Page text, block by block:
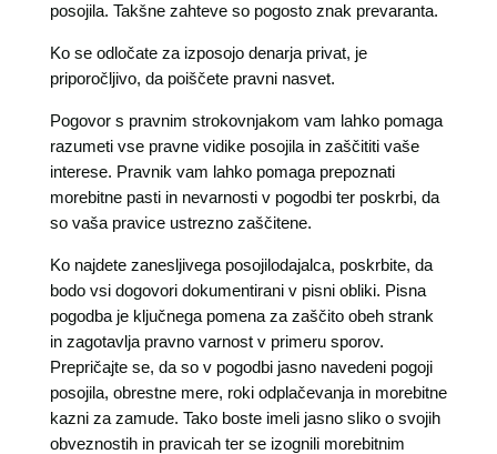
posojila. Takšne zahteve so pogosto znak prevaranta.
Ko se odločate za izposojo denarja privat, je
priporočljivo, da poiščete pravni nasvet.
Pogovor s pravnim strokovnjakom vam lahko pomaga
razumeti vse pravne vidike posojila in zaščititi vaše
interese. Pravnik vam lahko pomaga prepoznati
morebitne pasti in nevarnosti v pogodbi ter poskrbi, da
so vaša pravice ustrezno zaščitene.
Ko najdete zanesljivega posojilodajalca, poskrbite, da
bodo vsi dogovori dokumentirani v pisni obliki. Pisna
pogodba je ključnega pomena za zaščito obeh strank
in zagotavlja pravno varnost v primeru sporov.
Prepričajte se, da so v pogodbi jasno navedeni pogoji
posojila, obrestne mere, roki odplačevanja in morebitne
kazni za zamude. Tako boste imeli jasno sliko o svojih
obveznostih in pravicah ter se izognili morebitnim